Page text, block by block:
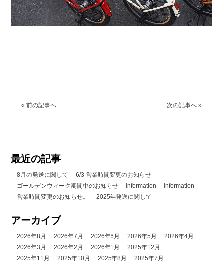
次の記事へ »
« 前の記事へ
最近の記事
8月の発送に関して
6/3 営業時間変更のお知らせ
ゴールデンウィーク期間中のお知らせ
information
information
営業時間変更のお知らせ。
2025年発送に関して
アーカイブ
2026年8月 2026年7月 2026年6月 2026年5月
2026年4月
2026年3月
2026年2月 2026年1月
2025年12月
2025年11月
2025年10月 2025年8月
2025年7月